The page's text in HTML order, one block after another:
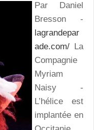
Par Daniel
Bresson -
lagrandepar
ade.com/ La
Compagnie
Myriam
Naisy -
L’hélice est
implantée en